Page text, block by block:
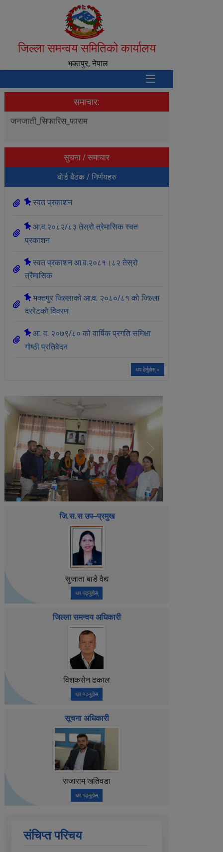
जिल्ला समन्वय समितिको कार्यालय
भक्तपुर, नेपाल
समाचार:
जनजाती_सिफारिस_फाराम
सुचना / समाचार
बोर्ड बैठक / निर्णयहरु
स्वत प्रकाशन
आ.व.२०८२/८३ तेस्रो त्रेमासिक स्वत
प्रकाशन
स्वत प्रकाशन आ.व.२०८१।८२ तेस्रो
त्रैमासिक
भक्तपुर जिल्लाको आ‍.व. २०८०/८१ को जिल्ला
दररेटको विवरण
आ. व. २०७९/८० को वार्षिक प्रगति समिक्षा
गोष्ठी प्रतिवेदन
थप हेर्नुहोस् »
Previous Next
जि.स.स उप–प्रमुख
सुजाता बाडे वैद्य
थप पढ्नुहोस्
जिल्ला समन्वय अधिकारी
विशकसेन ढकाल
थप पढ्नुहोस्
सूचना अधिकारी
राजाराम खतिवडा
थप पढ्नुहोस्
संचिप्त परिचय